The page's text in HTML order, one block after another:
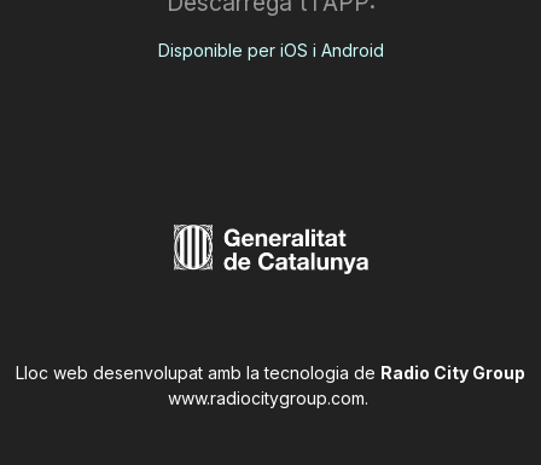
Disponible per iOS i Android
Lloc web desenvolupat amb la tecnologia de Radio City Group
www.radiocitygroup.com.